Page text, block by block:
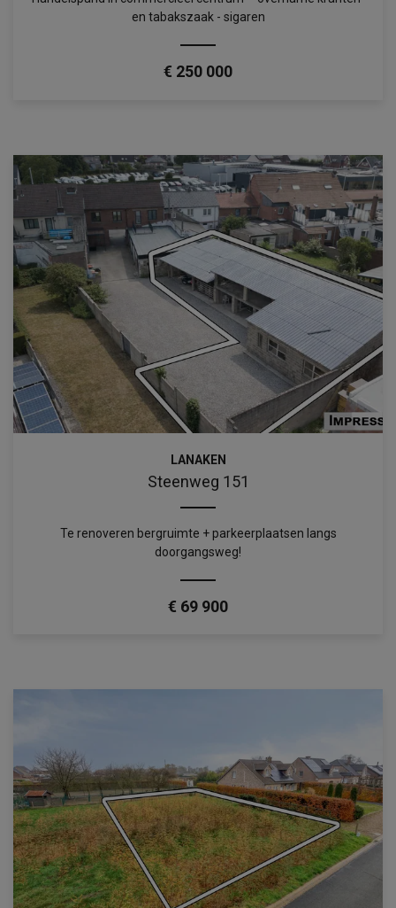
en tabakszaak - sigaren
€ 250 000
LANAKEN
Steenweg 151
Te renoveren bergruimte + parkeerplaatsen langs
doorgangsweg!
€ 69 900